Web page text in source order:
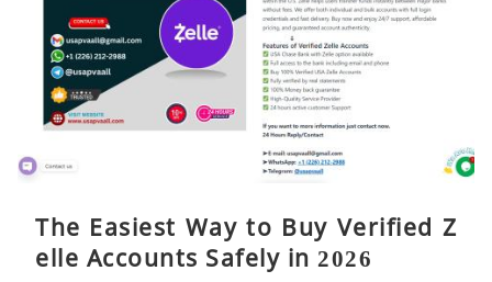
The Easiest Way to Buy Verified Z
elle Accounts Safely in 2026